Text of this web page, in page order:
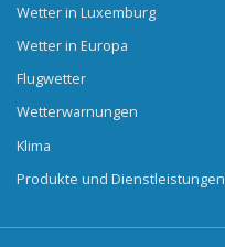
Wetter in Luxemburg
Wetter in Europa
Flugwetter
Wetterwarnungen
Klima
Produkte und Dienstleistungen